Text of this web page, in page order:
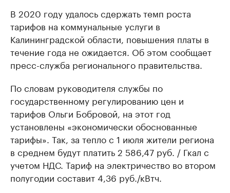
В 2020 году удалось сдержать темп роста
тарифов на коммунальные услуги в
Калининградской области, повышения платы в
течение года не ожидается. Об этом сообщает
пресс-служба регионального правительства.
По словам руководителя службы по
государственному регулированию цен и
тарифов Ольги Бобровой, на этот год
установлены «экономически обоснованные
тарифы». Так, за тепло с 1 июля жители региона
в среднем будут платить 2 586,47 руб. / Гкал с
учетом НДС. Тариф на электричество во втором
полугодии составит 4,36 руб./кВтч.